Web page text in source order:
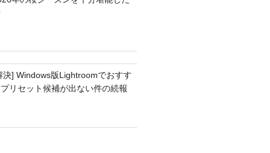
決] Windows版Lightroomでおすす
リセット候補が出ない件の続報